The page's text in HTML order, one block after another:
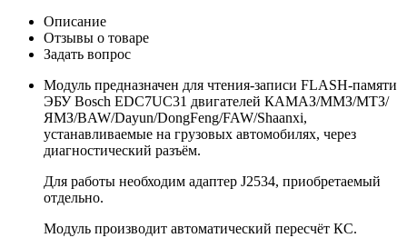
Описание
Отзывы о товаре
Задать вопрос
Модуль предназначен для чтения-записи FLASH-памяти
ЭБУ Bosch EDC7UC31 двигателей КАМАЗ/ММЗ/МТЗ/
ЯМЗ/BAW/Dayun/DongFeng/FAW/Shaanxi,
устанавливаемые на грузовых автомобилях, через
диагностический разъём.
Для работы необходим адаптер J2534, приобретаемый
отдельно.
Модуль производит автоматический пересчёт КС.